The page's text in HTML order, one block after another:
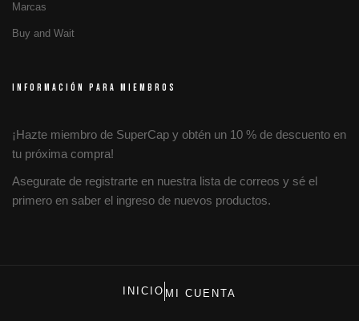
Marcas
Buy and Wait
INFORMACIÓN PARA MIEMBROS
¡Hazte miembro de SuperCap y obtén un 10 % de descuento en
tu próxima compra!
Asegurate de registrarte en nuestra lista de correos y sé el
primero en saber el ingreso de nuevos productos.
INICIO MI CUENTA